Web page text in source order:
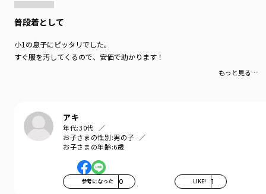
普段着として
小1の息子にピッタリでした。
すぐ服を汚してくるので、安価で助かります！
もっと見る…
アキ
年代:30代
お子さまの性別:男の子
お子さまの年齢:6歳
参考になった 0 LIKE! 1